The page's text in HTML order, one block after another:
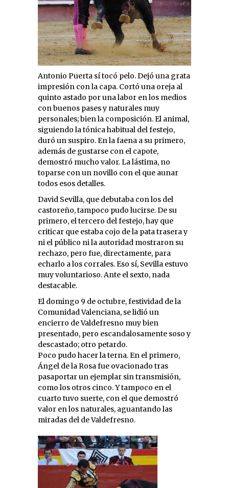
Antonio Puerta sí tocó pelo. Dejó una grata
impresión con la capa. Cortó una oreja al
quinto astado por una labor en los medios
con buenos pases y naturales muy
personales; bien la composición. El animal,
siguiendo la tónica habitual del festejo,
duró un suspiro. En la faena a su primero,
además de gustarse con el capote,
demostró mucho valor. La lástima, no
toparse con un novillo con el que aunar
todos esos detalles.
David Sevilla, que debutaba con los del
castoreño, tampoco pudo lucirse. De su
primero, el tercero del festejo, hay que
criticar que estaba cojo de la pata trasera y
ni el público ni la autoridad mostraron su
rechazo, pero fue, directamente, para
echarlo a los corrales. Eso sí, Sevilla estuvo
muy voluntarioso. Ante el sexto, nada
destacable.
El domingo 9 de octubre, festividad de la
Comunidad Valenciana, se lidió un
encierro de Valdefresno muy bien
presentado, pero escandalosamente soso y
descastado; otro petardo.
Poco pudo hacer la terna. En el primero,
Ángel de la Rosa fue ovacionado tras
pasaportar un ejemplar sin transmisión,
como los otros cinco. Y tampoco en el
cuarto tuvo suerte, con el que demostró
valor en los naturales, aguantando las
miradas del de Valdefresno.